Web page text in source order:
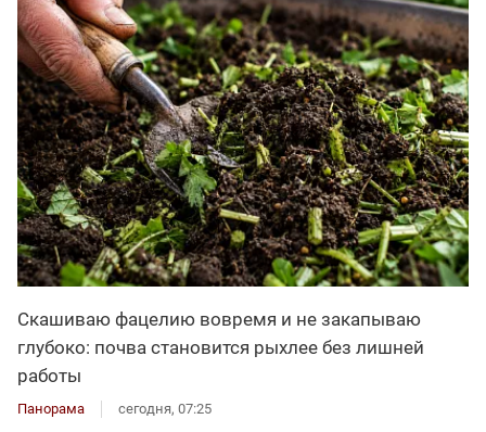
Скашиваю фацелию вовремя и не закапываю
глубоко: почва становится рыхлее без лишней
работы
Панорама сегодня, 07:25